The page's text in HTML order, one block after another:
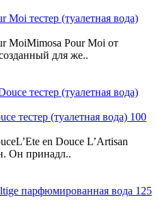
Moi тестер (туалетная вода)
MoiMimosa Pour Moi от
для же..
тестер (туалетная вода) 100
en Douce L’Artisan
Он принадл..